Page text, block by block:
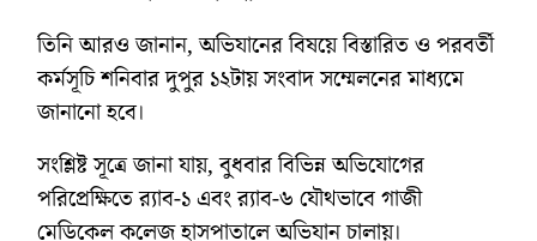
তিনি আরও জানান, অভিযানের বিষয়ে বিস্তারিত ও পরবর্তী
কর্মসূচি শনিবার দুপুর ১২টায় সংবাদ সম্মেলনের মাধ্যমে
জানানো হবে।
সংশ্লিষ্ট সূত্রে জানা যায়, বুধবার বিভিন্ন অভিযোগের
পরিপ্রেক্ষিতে র‌্যাব-১ এবং র‌্যাব-৬ যৌথভাবে গাজী
মেডিকেল কলেজ হাসপাতালে অভিযান চালায়।